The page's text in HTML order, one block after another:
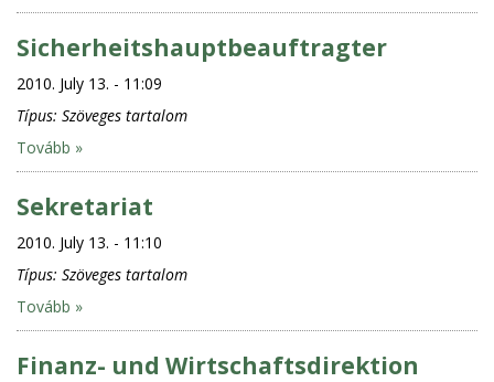
Sicherheitshauptbeauftragter
2010. July 13. - 11:09
Típus: Szöveges tartalom
Tovább »
Sekretariat
2010. July 13. - 11:10
Típus: Szöveges tartalom
Tovább »
Finanz- und Wirtschaftsdirektion